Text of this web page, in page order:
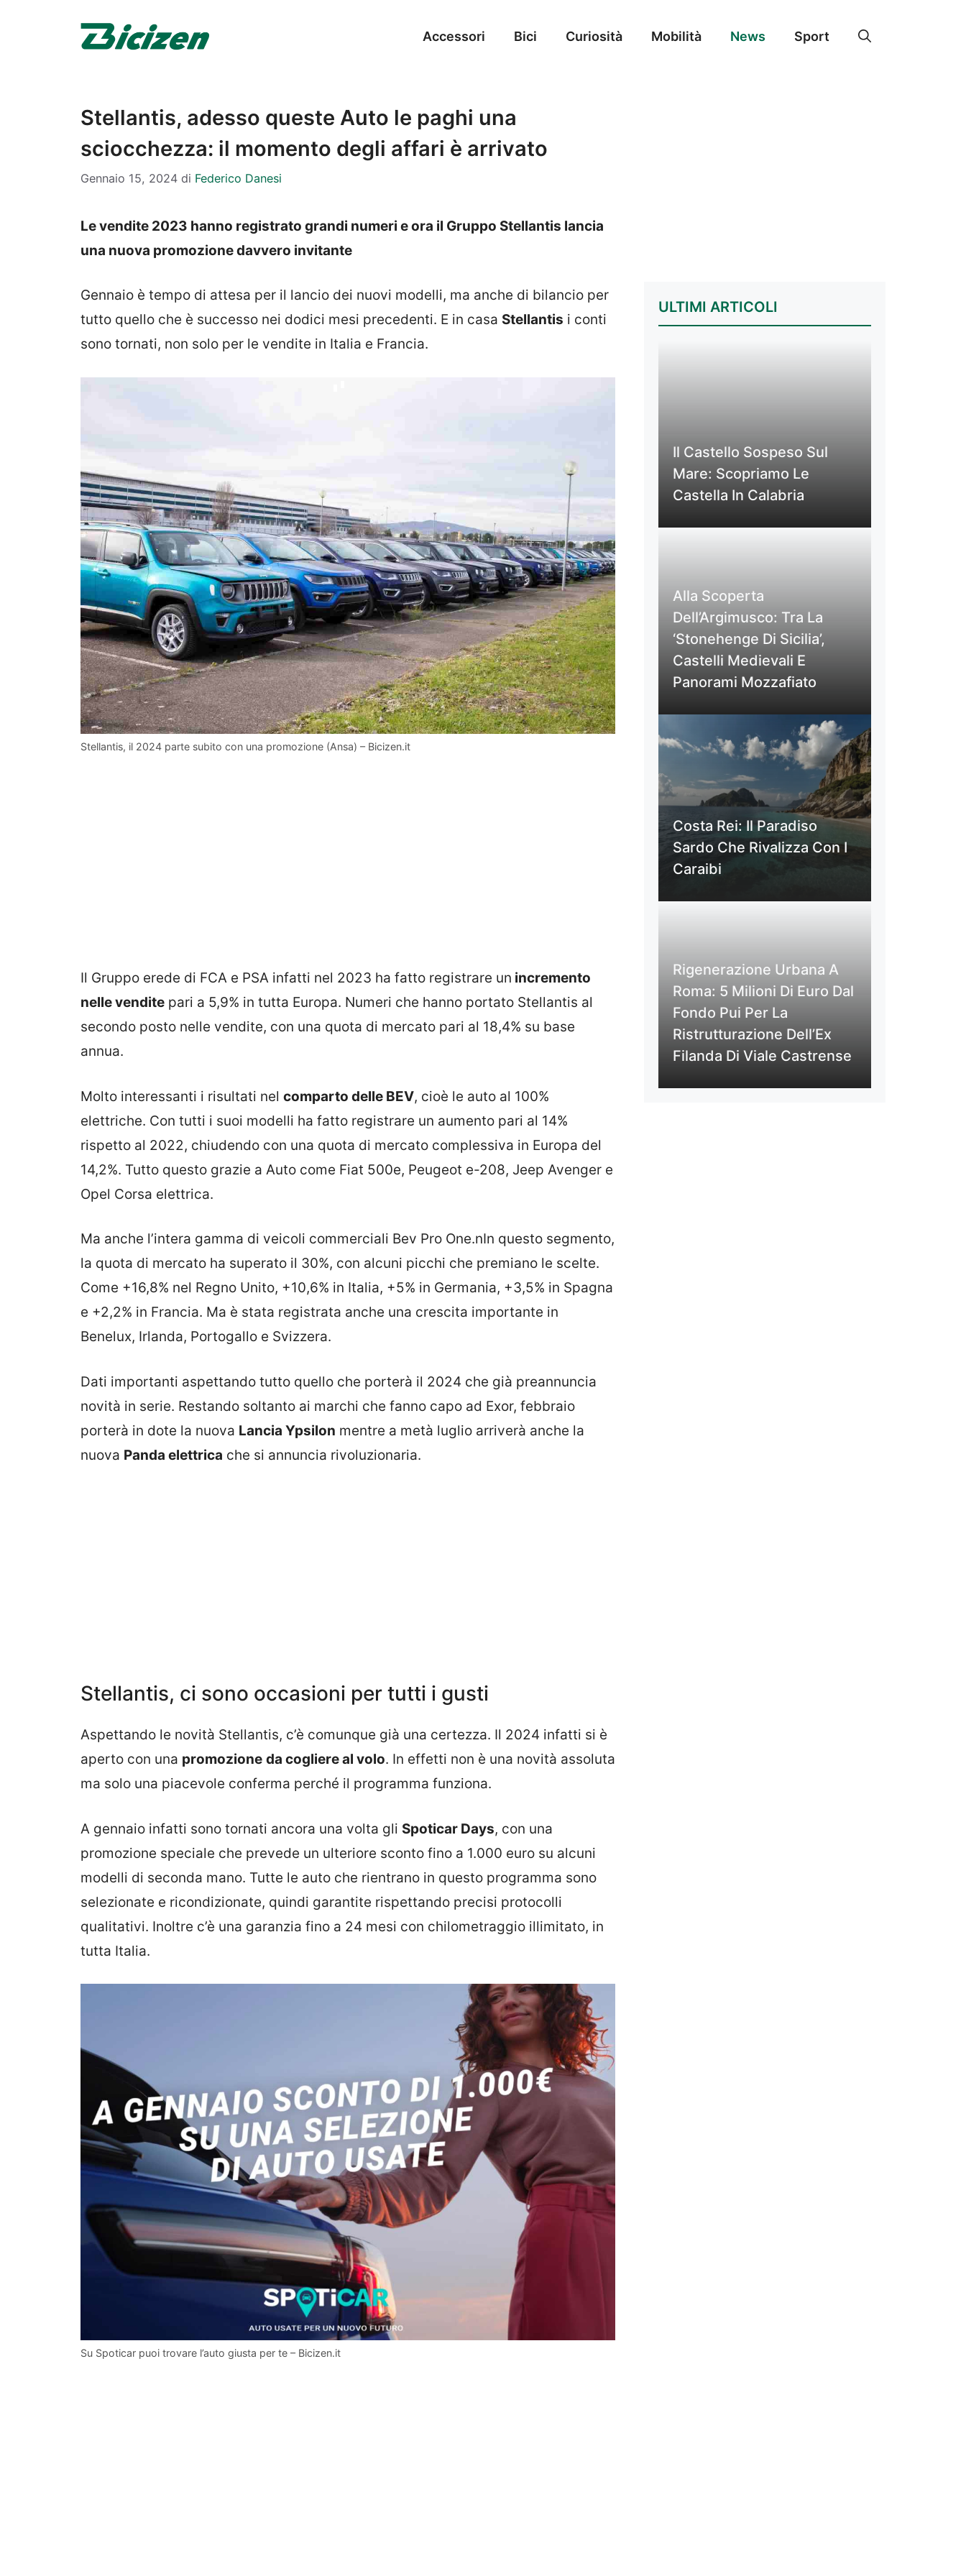
Accessori Bici Curiosità Mobilità News Sport
Stellantis, adesso queste Auto le paghi una
sciocchezza: il momento degli affari è arrivato
Gennaio 15, 2024 di Federico Danesi
Le vendite 2023 hanno registrato grandi numeri e ora il Gruppo Stellantis lancia
una nuova promozione davvero invitante
Gennaio è tempo di attesa per il lancio dei nuovi modelli, ma anche di bilancio per
tutto quello che è successo nei dodici mesi precedenti. E in casa Stellantis i conti
sono tornati, non solo per le vendite in Italia e Francia.
Stellantis, il 2024 parte subito con una promozione (Ansa) – Bicizen.it
Il Gruppo erede di FCA e PSA infatti nel 2023 ha fatto registrare un incremento
nelle vendite pari a 5,9% in tutta Europa. Numeri che hanno portato Stellantis al
secondo posto nelle vendite, con una quota di mercato pari al 18,4% su base
annua.
Molto interessanti i risultati nel comparto delle BEV, cioè le auto al 100%
elettriche. Con tutti i suoi modelli ha fatto registrare un aumento pari al 14%
rispetto al 2022, chiudendo con una quota di mercato complessiva in Europa del
14,2%. Tutto questo grazie a Auto come Fiat 500e, Peugeot e-208, Jeep Avenger e
Opel Corsa elettrica.
Ma anche l’intera gamma di veicoli commerciali Bev Pro One.nIn questo segmento,
la quota di mercato ha superato il 30%, con alcuni picchi che premiano le scelte.
Come +16,8% nel Regno Unito, +10,6% in Italia, +5% in Germania, +3,5% in Spagna
e +2,2% in Francia. Ma è stata registrata anche una crescita importante in
Benelux, Irlanda, Portogallo e Svizzera.
Dati importanti aspettando tutto quello che porterà il 2024 che già preannuncia
novità in serie. Restando soltanto ai marchi che fanno capo ad Exor, febbraio
porterà in dote la nuova Lancia Ypsilon mentre a metà luglio arriverà anche la
nuova Panda elettrica che si annuncia rivoluzionaria.
Stellantis, ci sono occasioni per tutti i gusti
Aspettando le novità Stellantis, c’è comunque già una certezza. Il 2024 infatti si è
aperto con una promozione da cogliere al volo. In effetti non è una novità assoluta
ma solo una piacevole conferma perché il programma funziona.
A gennaio infatti sono tornati ancora una volta gli Spoticar Days, con una
promozione speciale che prevede un ulteriore sconto fino a 1.000 euro su alcuni
modelli di seconda mano. Tutte le auto che rientrano in questo programma sono
selezionate e ricondizionate, quindi garantite rispettando precisi protocolli
qualitativi. Inoltre c’è una garanzia fino a 24 mesi con chilometraggio illimitato, in
tutta Italia.
Su Spoticar puoi trovare l’auto giusta per te – Bicizen.it
ULTIMI ARTICOLI
Il Castello Sospeso Sul
Mare: Scopriamo Le
Castella In Calabria
Alla Scoperta
Dell’Argimusco: Tra La
‘Stonehenge Di Sicilia’,
Castelli Medievali E
Panorami Mozzafiato
Costa Rei: Il Paradiso
Sardo Che Rivalizza Con I
Caraibi
Rigenerazione Urbana A
Roma: 5 Milioni Di Euro Dal
Fondo Pui Per La
Ristrutturazione Dell’Ex
Filanda Di Viale Castrense